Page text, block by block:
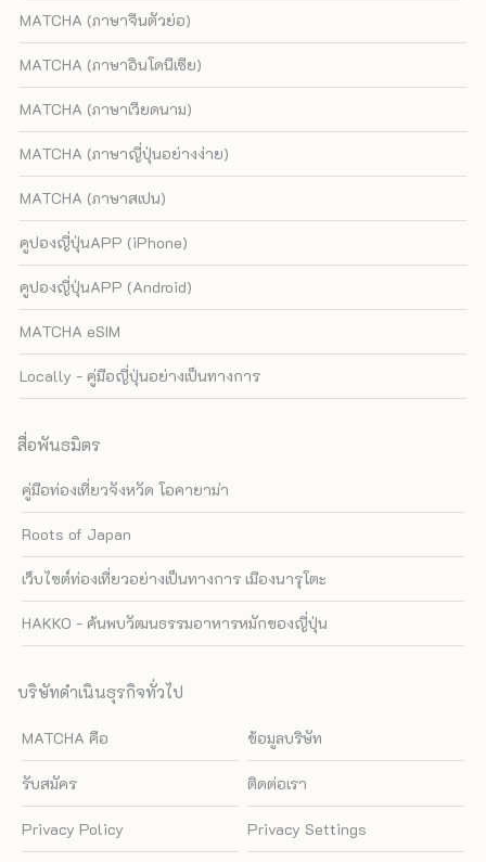
MATCHA (ภาษาจีนตัวย่อ)
MATCHA (ภาษาอินโดนีเซีย)
MATCHA (ภาษาเวียดนาม)
MATCHA (ภาษาญี่ปุ่นอย่างง่าย)
MATCHA (ภาษาสเปน)
คูปองญี่ปุ่นAPP (iPhone)
คูปองญี่ปุ่นAPP (Android)
MATCHA eSIM
Locally - คู่มือญี่ปุ่นอย่างเป็นทางการ
สื่อพันธมิตร
คู่มือท่องเที่ยวจังหวัด โอคายาม่า
Roots of Japan
เว็บไซต์ท่องเที่ยวอย่างเป็นทางการ เมืองนารุโตะ
HAKKO - ค้นพบวัฒนธรรมอาหารหมักของญี่ปุ่น
บริษัทดำเนินธุรกิจทั่วไป
MATCHA คือ ข้อมูลบริษัท
รับสมัคร ติดต่อเรา
Privacy Policy Privacy Settings